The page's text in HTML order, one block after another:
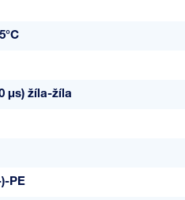
µs) žíla-žíla
PE